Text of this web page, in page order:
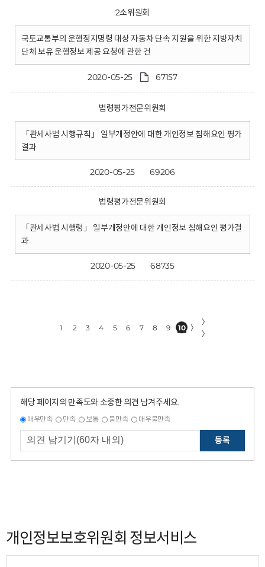
2소위원회
국토교통부의 운행정지명령 대상 자동차 단속 지원을 위한 지방자치
단체 보유 운행정보 제공 요청에 관한 건
2020-05-25 67157
법령평가전문위원회
「관세사법 시행규칙」 일부개정안에 대한 개인정보 침해요인 평가
결과
2020-05-25 69206
법령평가전문위원회
「관세사법 시행령」 일부개정안에 대한 개인정보 침해요인 평가결
과
2020-05-25 68735
1 2 3 4 5 6 7 8 9 10 〉
〉
〉
해당 페이지의 만족도와 소중한 의견 남겨주세요.
매우만족 만족 보통 불만족 매우불만족
등록
개인정보보호위원회 정보서비스